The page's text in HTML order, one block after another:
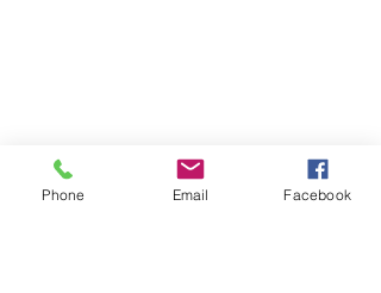
Phone Email Facebook